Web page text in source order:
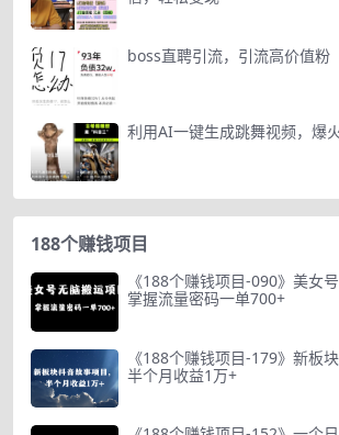
boss直聘引流，引流高价值粉
利用AI一键生成跳舞视频，爆
188个赚钱项目
《188个赚钱项目-090》美女
掌握流量密码一单700+
《188个赚钱项目-179》新板
半个月收益1万+